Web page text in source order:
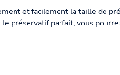
et facilement la taille de
préservatif parfait, vous